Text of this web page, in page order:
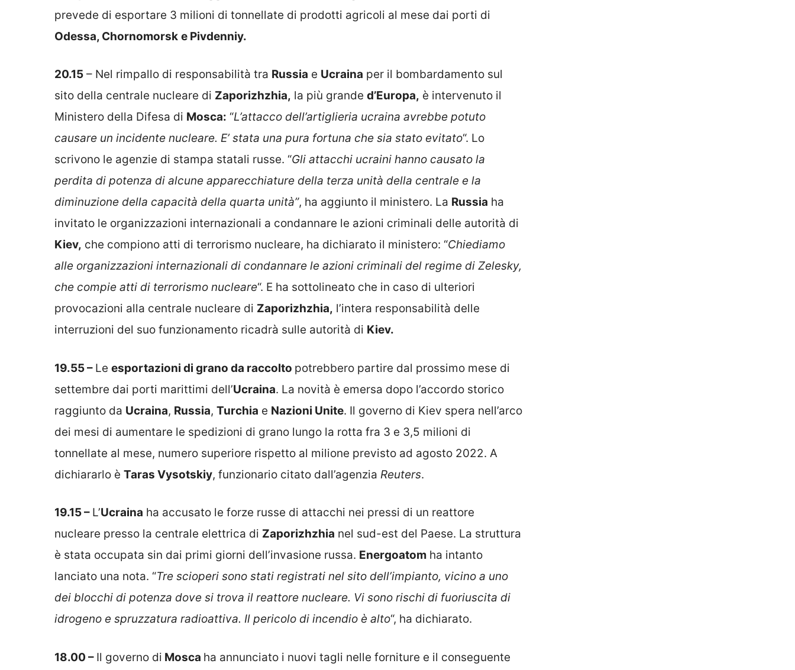
prevede di esportare 3 milioni di tonnellate di prodotti agricoli al mese dai porti di
Odessa, Chornomorsk e Pivdenniy.
20.15 – Nel rimpallo di responsabilità tra Russia e Ucraina per il bombardamento sul
sito della centrale nucleare di Zaporizhzhia, la più grande d’Europa,
è intervenuto il
Ministero della Difesa di Mosca: “L’attacco dell’artiglieria ucraina avrebbe potuto
causare un incidente nucleare. E’ stata una pura fortuna che sia stato evitato“. Lo
scrivono le agenzie di stampa statali russe. “Gli attacchi ucraini hanno causato la
perdita di potenza di alcune apparecchiature della terza unità della centrale e la
diminuzione della capacità della quarta unità”, ha aggiunto il ministero. La Russia ha
invitato le organizzazioni internazionali a condannare le azioni criminali delle autorità di
Kiev,
che compiono atti di terrorismo nucleare, ha dichiarato il ministero: “Chiediamo
alle organizzazioni internazionali di condannare le azioni criminali del regime di Zelesky,
che compie atti di terrorismo nucleare“. E ha sottolineato che in caso di ulteriori
provocazioni alla centrale nucleare di Zaporizhzhia,
l’intera responsabilità delle
interruzioni del suo funzionamento ricadrà sulle autorità di Kiev.
19.55 – Le esportazioni di grano da raccolto potrebbero partire dal prossimo mese di
settembre dai porti marittimi dell’Ucraina
. La novità è emersa dopo l’accordo storico
raggiunto da Ucraina Russia Turchia e Nazioni Unite
. Il governo di Kiev spera nell’arco
dei mesi di aumentare le spedizioni di grano lungo la rotta fra 3 e 3,5 milioni di
tonnellate al mese, numero superiore rispetto al milione previsto ad agosto 2022. A
dichiararlo è Taras Vysotskiy , funzionario citato dall’agenzia Reuters
19.15 – L’Ucraina ha accusato le forze russe di attacchi nei pressi di un reattore
nucleare presso la centrale elettrica di Zaporizhzhia nel sud-est del Paese. La struttura
è stata occupata sin dai primi giorni dell’invasione russa. Energoatom ha intanto
lanciato una nota. “Tre scioperi sono stati registrati nel sito dell’impianto, vicino a uno
dei blocchi di potenza dove si trova il reattore nucleare. Vi sono rischi di fuoriuscita di
idrogeno e spruzzatura radioattiva. Il pericolo di incendio è alto“, ha dichiarato.
18.00 – Il governo di Mosca ha annunciato i nuovi tagli nelle forniture e il conseguente